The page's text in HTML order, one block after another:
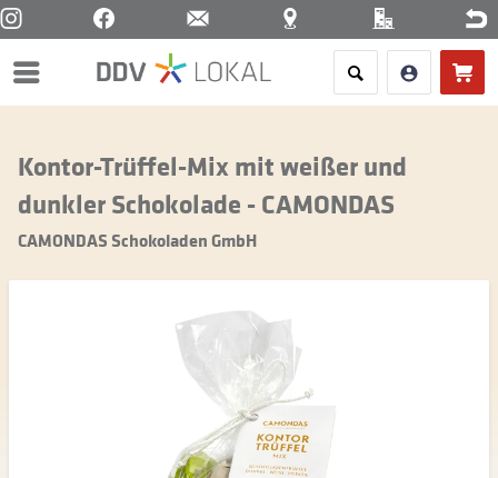
Menü
Kontor-Trüffel-Mix mit weißer und
dunkler Schokolade - CAMONDAS
CAMONDAS Schokoladen GmbH